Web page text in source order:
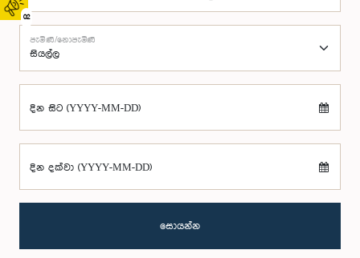
02
පැමිණි/නොපැමිණි
දින සිට (YYYY-MM-DD)
දින දක්වා (YYYY-MM-DD)
සොයන්න